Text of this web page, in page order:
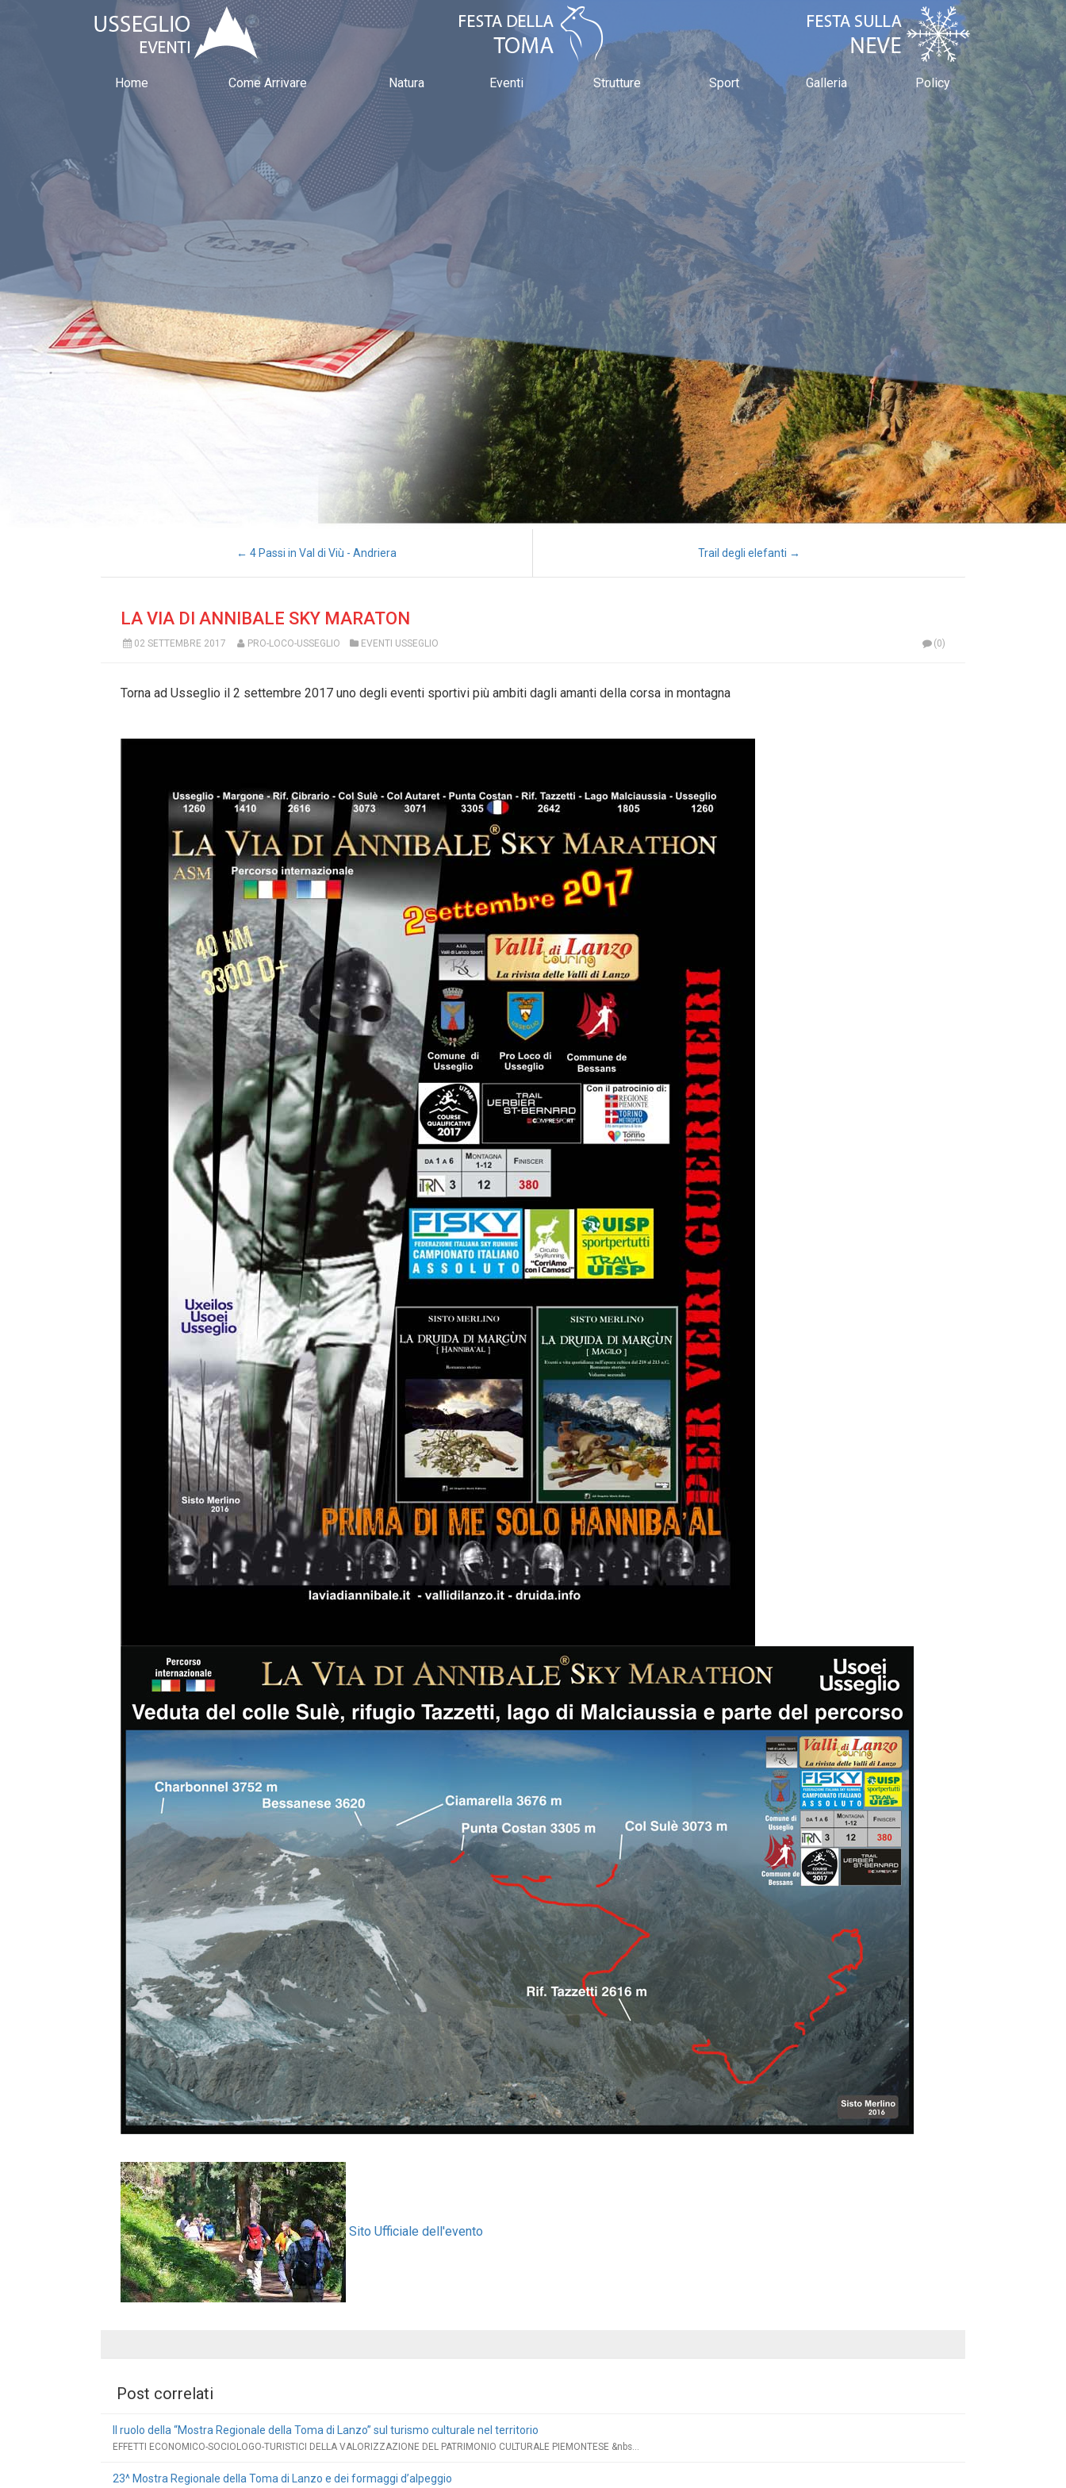
Home Come Arrivare Natura Eventi Strutture Sport Galleria Policy
← 4 Passi in Val di Viù - Andriera Trail degli elefanti →
LA VIA DI ANNIBALE SKY MARATON
02 SETTEMBRE 2017 PRO-LOCO-USSEGLIO EVENTI USSEGLIO (0)
Torna ad Usseglio il 2 settembre 2017 uno degli eventi sportivi più ambiti dagli amanti della corsa in montagna
Sito Ufficiale dell'evento
Post correlati
Il ruolo della “Mostra Regionale della Toma di Lanzo” sul turismo culturale nel territorio
EFFETTI ECONOMICO-SOCIOLOGO-TURISTICI DELLA VALORIZZAZIONE DEL PATRIMONIO CULTURALE PIEMONTESE &nbs...
23^ Mostra Regionale della Toma di Lanzo e dei formaggi d’alpeggio